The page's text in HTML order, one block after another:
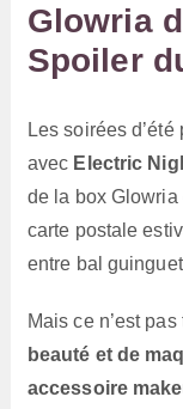
Glowria
Spoiler
Les soirées
avec Electric
de la box
carte postale
entre bal
Mais ce n’est
beauté et de
accessoire